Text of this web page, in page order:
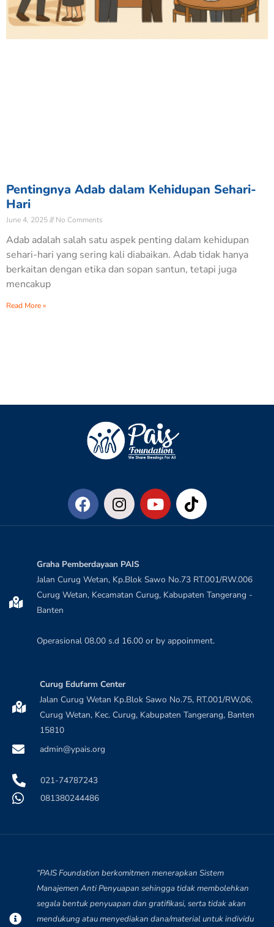
Pentingnya Adab dalam Kehidupan Sehari-
Hari
June 4, 2025 No Comments
Adab adalah salah satu aspek penting dalam kehidupan
sehari-hari yang sering kali diabaikan. Adab tidak hanya
berkaitan dengan etika dan sopan santun, tetapi juga
mencakup
Read More »
Graha Pemberdayaan PAIS
Jalan Curug Wetan, Kp.Blok Sawo No.73 RT.001/RW.006
Curug Wetan, Kecamatan Curug, Kabupaten Tangerang -
Banten
Operasional 08.00 s.d 16.00 or by appoinment.
Curug Edufarm Center
Jalan Curug Wetan Kp.Blok Sawo No.75, RT.001/RW,06,
Curug Wetan, Kec. Curug, Kabupaten Tangerang, Banten
15810
admin@ypais.org
021-74787243
081380244486
“PAIS Foundation berkomitmen menerapkan Sistem
Manajemen Anti Penyuapan sehingga tidak membolehkan
segala bentuk penyuapan dan gratifikasi, serta tidak akan
mendukung atau menyediakan dana/material untuk individu